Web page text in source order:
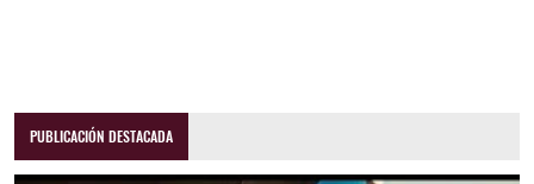
PUBLICACIÓN DESTACADA